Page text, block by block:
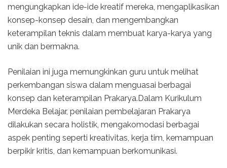
mengungkapkan ide-ide kreatif mereka, mengaplikasikan
konsep-konsep desain, dan mengembangkan
keterampilan teknis dalam membuat karya-karya yang
unik dan bermakna.
Penilaian ini juga memungkinkan guru untuk melihat
perkembangan siswa dalam menguasai berbagai
konsep dan keterampilan Prakarya.Dalam Kurikulum
Merdeka Belajar, penilaian pembelajaran Prakarya
dilakukan secara holistik, mengakomodasi berbagai
aspek penting seperti kreativitas, kerja tim, kemampuan
berpikir kritis, dan kemampuan berkomunikasi.